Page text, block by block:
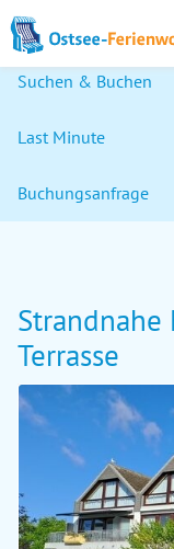
Suchen & Buchen
Last Minute
Buchungsanfrage
Terrasse